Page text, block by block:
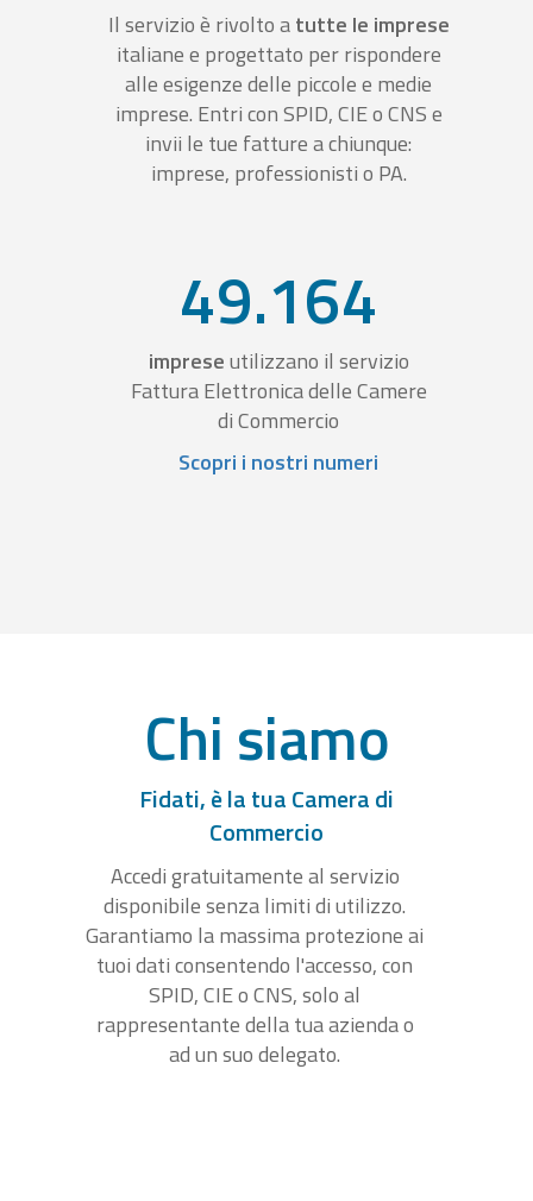
Il servizio è rivolto atutte le imprese
italiane e progettato per rispondere
alle esigenze delle piccole e medie
imprese. Entri con SPID, CIE o CNS e
invii le tue fatture a chiunque:
imprese, professionisti o PA.
49.164
impreseutilizzano il servizio
Fattura Elettronica delle Camere
di Commercio
Scopri i nostri numeri
Chi siamo
Fidati, è la tua Camera di
Commercio
Accedi gratuitamente al servizio
disponibile senza limiti di utilizzo.
Garantiamo la massima protezione ai
tuoi dati consentendo l'accesso, con
SPID, CIE o CNS, solo al
rappresentante della tua azienda o
ad un suo delegato.